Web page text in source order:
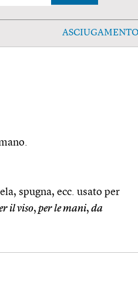
spugna, ecc. usato per
il viso, per le mani, da